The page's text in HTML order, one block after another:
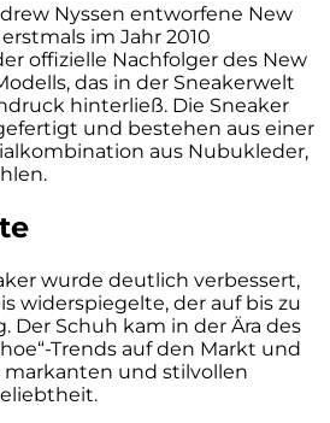
Nyssen entworfene New
im Jahr 2010
offizielle Nachfolger des New
das in der Sneakerwelt
hinterließ. Die Sneaker
und bestehen aus einer
aus Nubukleder,
wurde deutlich verbessert,
widerspiegelte, der auf bis zu
Der Schuh kam in der Ära des
Trends auf den Markt und
und stilvollen